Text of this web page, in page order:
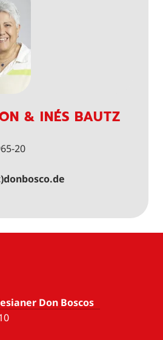
& INÉS BAUTZ
20
Don Boscos